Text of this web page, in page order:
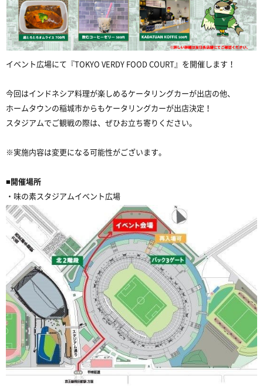
イベント広場にて『TOKYO VERDY FOOD COURT』を開催します！
今回はインドネシア料理が楽しめるケータリングカーが出店の他、
ホームタウンの稲城市からもケータリングカーが出店決定！
スタジアムでご観戦の際は、ぜひお立ち寄りください。
※実施内容は変更になる可能性がございます。
■開催場所
・味の素スタジアムイベント広場